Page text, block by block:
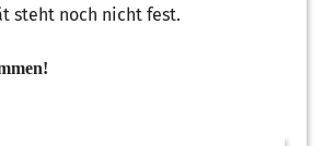
steht noch nicht fest.